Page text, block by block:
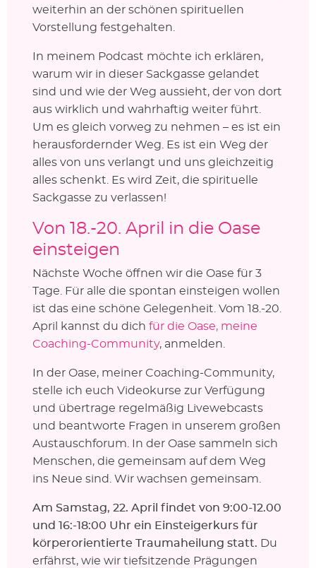
weiterhin an der schönen spirituellen
Vorstellung festgehalten.
In meinem Podcast möchte ich erklären,
warum wir in dieser Sackgasse gelandet
sind und wie der Weg aussieht, der von dort
aus wirklich und wahrhaftig weiter führt.
Um es gleich vorweg zu nehmen – es ist ein
herausfordernder Weg. Es ist ein Weg der
alles von uns verlangt und uns gleichzeitig
alles schenkt. Es wird Zeit, die spirituelle
Sackgasse zu verlassen!
Von 18.-20. April in die Oase
einsteigen
Nächste Woche öffnen wir die Oase für 3
Tage. Für alle die spontan einsteigen wollen
ist das eine schöne Gelegenheit. Vom 18.-20.
April kannst du dich für die Oase, meine
Coaching-Community, anmelden.
In der Oase, meiner Coaching-Community,
stelle ich euch Videokurse zur Verfügung
und übertrage regelmäßig Livewebcasts
und beantworte Fragen in unserem großen
Austauschforum. In der Oase sammeln sich
Menschen, die gemeinsam auf dem Weg
ins Neue sind. Wir wachsen gemeinsam.
Am Samstag, 22. April findet von 9:00-12.00
und 16:-18:00 Uhr ein Einsteigerkurs für
körperorientierte Traumaheilung statt. Du
erfährst, wie wir tiefsitzende Prägungen